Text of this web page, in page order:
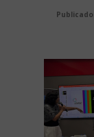
Publicado: